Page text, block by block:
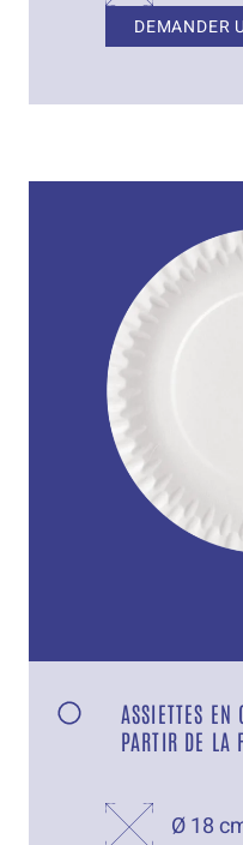
DEMANDER
ASSIETTES EN
PARTIR DE LA
Ø 18